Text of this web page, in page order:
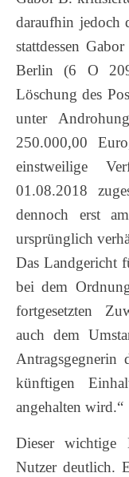
daraufhin jedoch
stattdessen
Berlin (6 O
Löschung des
unter
250.000,00
einstweilige
01.08.2018
dennoch erst
ursprünglich
Das Landgericht
bei dem
fortgesetzten
auch dem
Antragsgegnerin
künftigen
angehalten wird.“
Dieser wichtige
Nutzer deutlich.